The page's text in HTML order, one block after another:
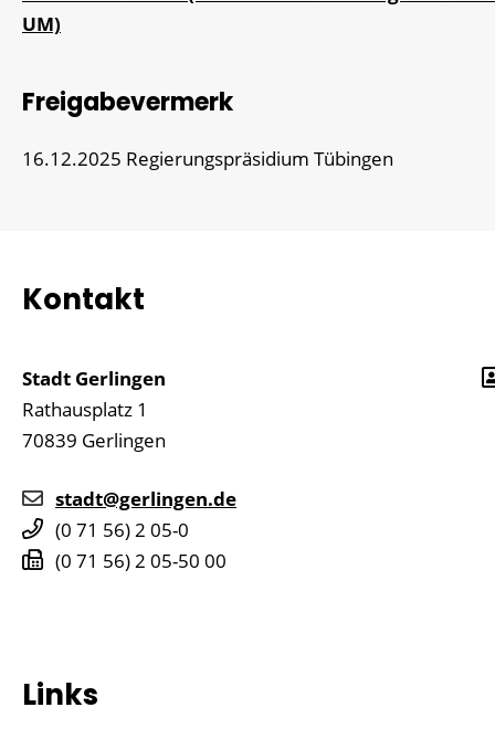
UM)
Freigabevermerk
16.12.2025 Regierungspräsidium Tübingen
Kontakt
Stadt Gerlingen
Rathausplatz 1
70839 Gerlingen
stadt@gerlingen.de
(0 71 56) 2 05-0
(0 71 56) 2 05-50 00
Links